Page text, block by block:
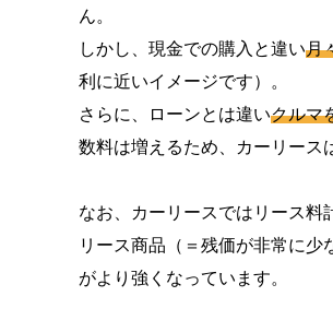
ん。
しかし、現金での購入と違い月
利に近いイメージです）。
さらに、ローンとは違いクルマ
数料は増えるため、カーリース
なお、カーリースではリース料
リース商品（＝残価が非常に
がより強くなっています。